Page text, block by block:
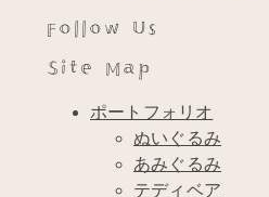
Follow Us
Site Map
ポートフォリオ
ぬいぐるみ
あみぐるみ
テディベア